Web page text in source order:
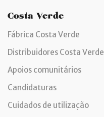
Costa Verde
Fábrica Costa Verde
Distribuidores Costa Verde
Apoios comunitários
Candidaturas
Cuidados de utilização